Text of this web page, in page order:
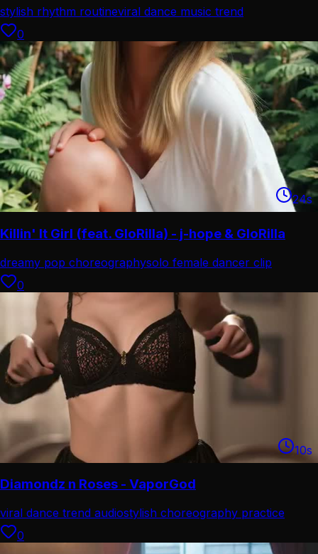
stylish rhythm routineviral dance music trend
0
24s
Killin' It Girl (feat. GloRilla) - j-hope & GloRilla
dreamy pop choreographysolo female dancer clip
0
10s
Diamondz n Roses - VaporGod
viral dance trend audiostylish choreography practice
0